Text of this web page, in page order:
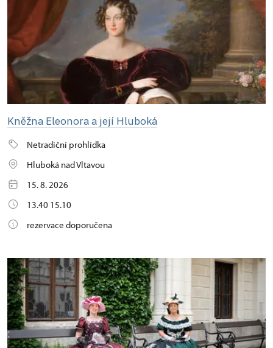
Kněžna Eleonora a její Hluboká
Netradiční prohlídka
Hluboká nad Vltavou
15. 8. 2026
13.40 15.10
rezervace doporučena